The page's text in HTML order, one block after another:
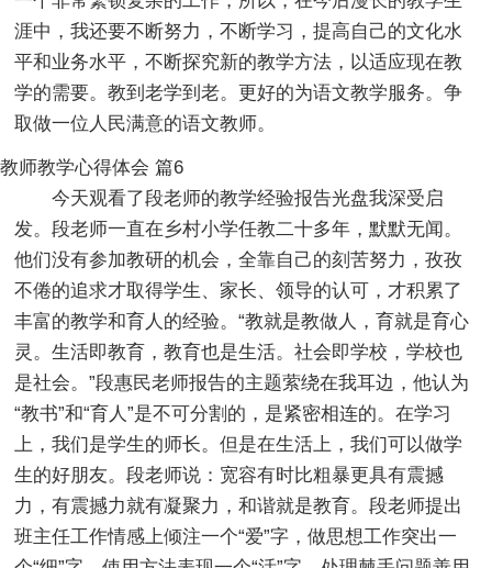
涯中，我还要不断努力，不断学习，提高自己的文化水
平和业务水平，不断探究新的教学方法，以适应现在教
学的需要。教到老学到老。更好的为语文教学服务。争
取做一位人民满意的语文教师。
教师教学心得体会 篇6
今天观看了段老师的教学经验报告光盘我深受启
发。段老师一直在乡村小学任教二十多年，默默无闻。
他们没有参加教研的机会，全靠自己的刻苦努力，孜孜
不倦的追求才取得学生、家长、领导的认可，才积累了
丰富的教学和育人的经验。“教就是教做人，育就是育心
灵。生活即教育，教育也是生活。社会即学校，学校也
是社会。”段惠民老师报告的主题萦绕在我耳边，他认为
“教书”和“育人”是不可分割的，是紧密相连的。在学习
上，我们是学生的师长。但是在生活上，我们可以做学
生的好朋友。段老师说：宽容有时比粗暴更具有震撼
力，有震撼力就有凝聚力，和谐就是教育。段老师提出
班主任工作情感上倾注一个“爱”字，做思想工作突出一